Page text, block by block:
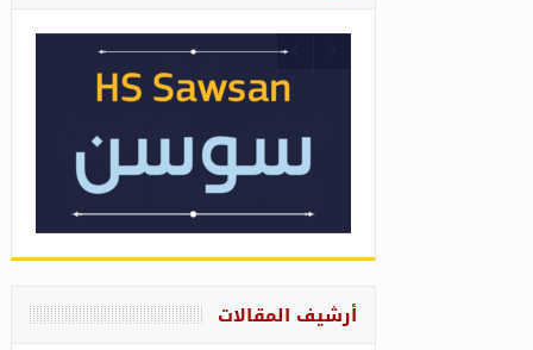
أرشيف المقالات